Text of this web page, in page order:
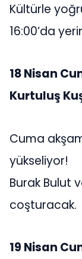
Kültürle
16:00’da
18 Nisan
Kurtuluş
Cuma
yükseliyor!
Burak Bulut
coşturacak.
19 Nisan